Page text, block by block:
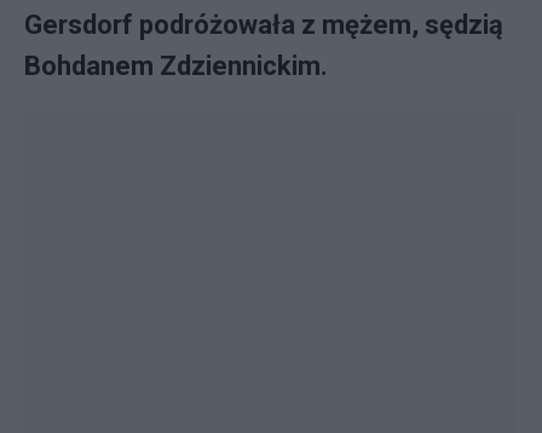
Gersdorf podróżowała z mężem, sędzią
Bohdanem Zdziennickim.